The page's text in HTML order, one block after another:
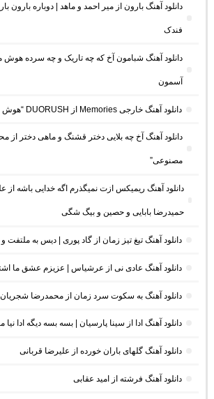
دانلود آهنگ بارون از میر احمد و ماهد | دوباره بارون
فندک
دانلود آهنگ شبامون آخ که چه تاریک و چه سرده
آسمون
دانلود آهنگ خارجی Memories از DUORUSH “هوش مصنوعی ترند اینستا”
دانلود آهنگ آخ چه بلایی دختر قشنگ و ماهی دختر
مصنوعی”
دانلود آهنگ ریمیکس ازت نمیگذرم اگه خدایی باشه از
حمیدرضا بابایی و حصین و بیگ شگی
دانلود آهنگ تیغ تیز زمان از گاد پوری | دیس به ملتفت
دانلود آهنگ عادی نی از عرشیاس | عزیزم عشق ما
دانلود آهنگ به سکوت سرد زمان از محمدرضا
دانلود آهنگ ادا از سینا پارسیان | بسه بسه دیگه ادا نیا
دانلود آهنگ گلهای باران خورده از علیرضا قربانی
دانلود آهنگ فرشته از امید عقابی